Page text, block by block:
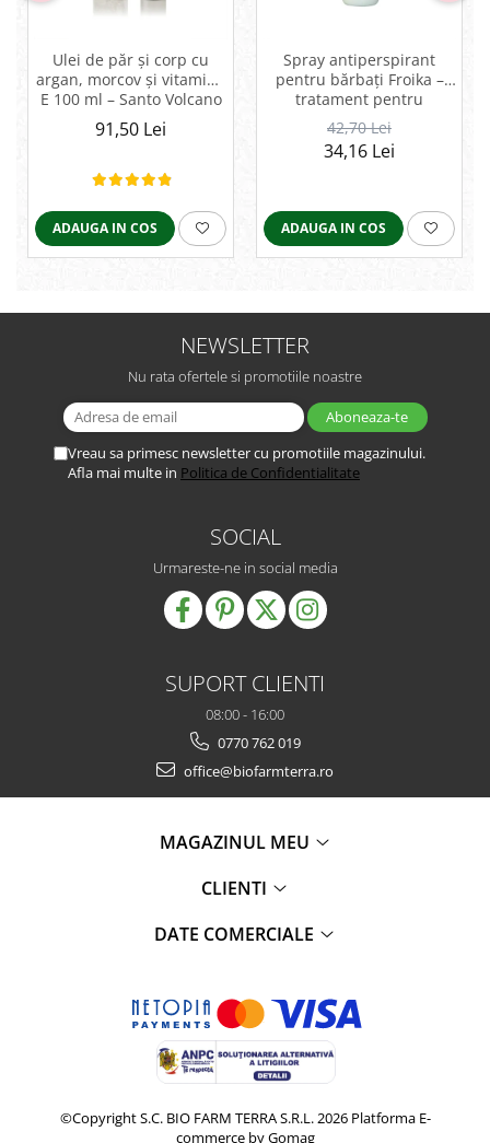
Ulei de păr și corp cu
argan, morcov și vitamina
E 100 ml – Santo Volcano
Spa
91,50 Lei
ADAUGA IN COS
Spray antiperspirant
pentru bărbați Froika –
tratament pentru
hiperhidroză și
bromhidroză
42,70 Lei
34,16 Lei
ADAUGA IN COS
NEWSLETTER
Nu rata ofertele si promotiile noastre
Vreau sa primesc newsletter cu promotiile magazinului.
Afla mai multe in Politica de Confidentialitate
SOCIAL
Urmareste-ne in social media
SUPORT CLIENTI
08:00 - 16:00
0770 762 019
office@biofarmterra.ro
MAGAZINUL MEU
CLIENTI
DATE COMERCIALE
©Copyright S.C. BIO FARM TERRA S.R.L. 2026 Platforma E-
commerce by Gomag